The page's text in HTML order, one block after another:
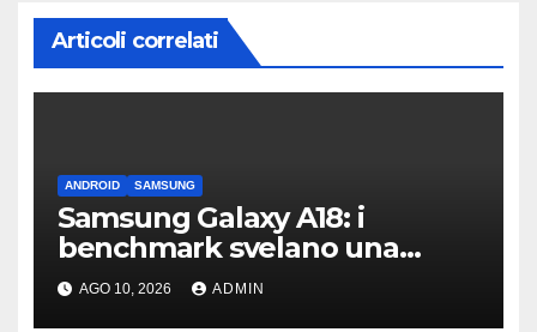
Articoli correlati
ANDROID SAMSUNG
Samsung Galaxy A18: i
benchmark svelano una
scheda tecnica senza
sorprese
AGO 10, 2026 ADMIN